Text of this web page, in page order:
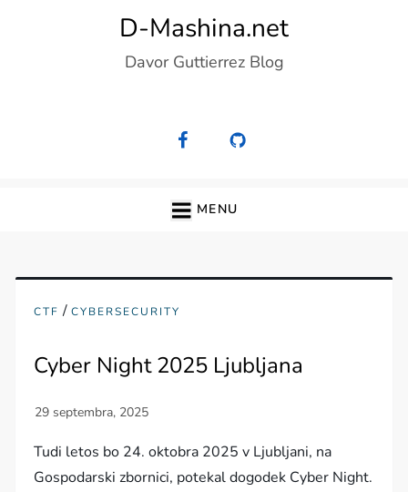
D-Mashina.net
Davor Guttierrez Blog
MENU
CTF /CYBERSECURITY
Cyber Night 2025 Ljubljana
Tudi letos bo 24. oktobra 2025 v Ljubljani, na
Gospodarski zbornici, potekal dogodek Cyber Night.